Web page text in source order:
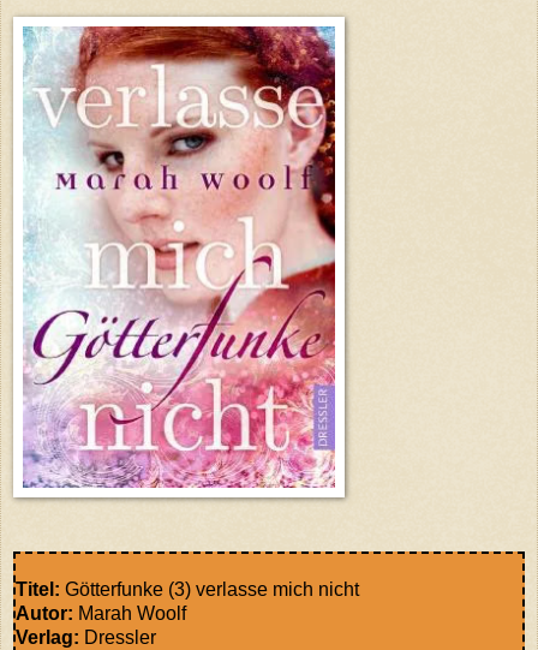
Titel: Götterfunke (3) verlasse mich nicht
Autor: Marah Woolf
Verlag: Dressler